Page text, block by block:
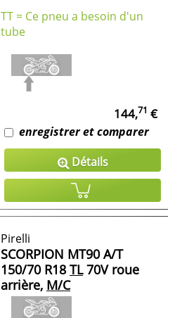
TT = Ce pneu a besoin d'un
tube
144,71 €
enregistrer et comparer
Détails
Pirelli
SCORPION MT90 A/T
150/70 R18 TL70V roue
arrière, M/C